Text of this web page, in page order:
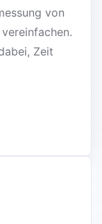
von
Zeit